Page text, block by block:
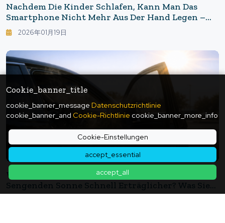
Cookie_banner_title
cookie_banner_message Datenschutzrichtlinie
cookie_banner_and Cookie-Richtlinie cookie_banner_more_info
Cookie-Einstellungen
accept_essential
accept_all
Nachdem Die Kinder Schlafen, Kann Man Das
Smartphone Nicht Mehr Aus Der Hand Legen –
Spät Ins Bett Zu Gehen Ist Keine Faulheit. Sieben
Tipps, Um Die „Schlafmangel-Spirale“ Der Eltern
Zu Durchbrechen.
2026年01月19日
Wird Der Innenraum Eines Autos Unter Der
Sengenden Sonne Schnell Erträglicher? Was Sie
Wissen Sollten, Bevor Sie Die Angesagte "Tür-